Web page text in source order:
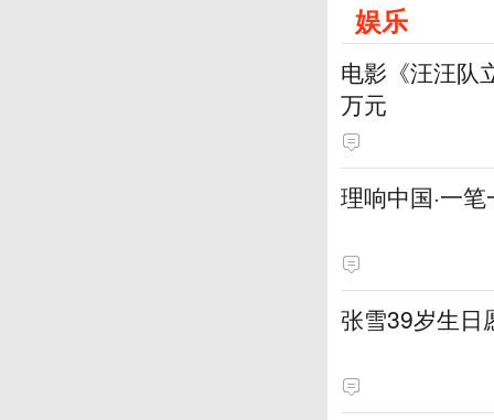
娱乐
电影《汪汪队
万元
理响中国·一
张雪39岁生日